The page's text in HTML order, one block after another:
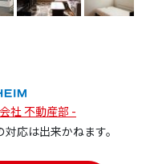
社 不動産部 -
応は出来かねます。